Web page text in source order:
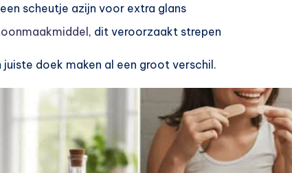
scheutje azijn voor extra glans
, dit veroorzaakt strepen
juiste doek maken al een groot verschil.